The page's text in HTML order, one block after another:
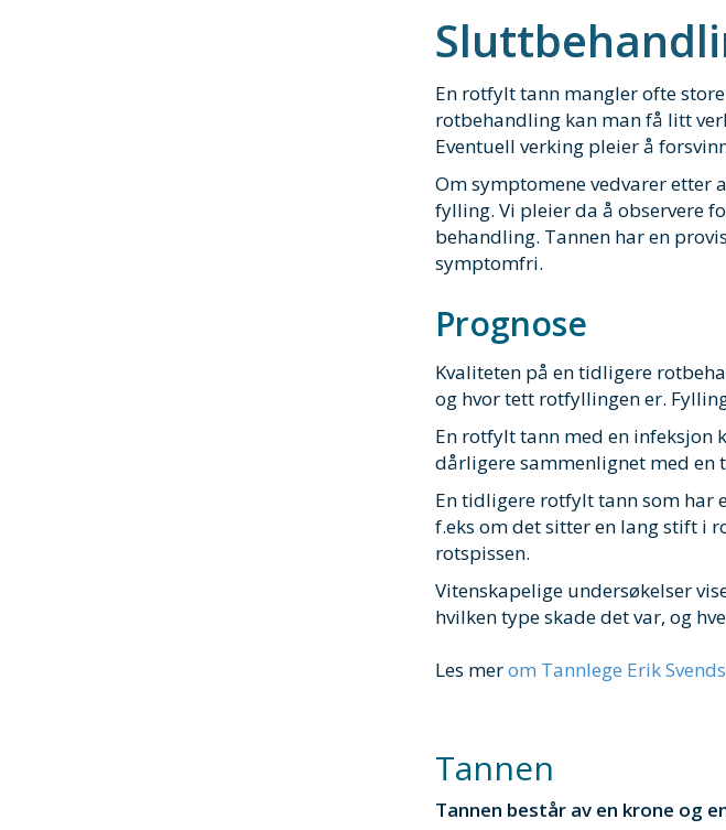
En rotfylt tann mangler ofte
rotbehandling kan man få litt
Eventuell verking pleier å
Om symptomene vedvarer etter
fylling. Vi pleier da å observere
behandling. Tannen har en
symptomfri.
Prognose
Kvaliteten på en tidligere
og hvor tett rotfyllingen er.
En rotfylt tann med en infeksjon
dårligere sammenlignet med
En tidligere rotfylt tann som har
f.eks om det sitter en lang stift i
rotspissen.
Vitenskapelige undersøkelser
hvilken type skade det var, og
Les merom Tannlege Erik
Tannen
Tannen består av en krone og